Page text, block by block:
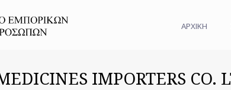
ΑΡΧΙΚΗ
IMPORTERS CO.